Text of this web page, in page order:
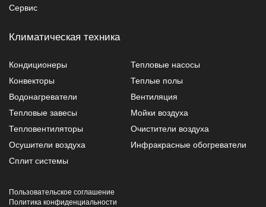
Сервис
Климатическая техника
Кондиционеры
Тепловые насосы
Конвекторы
Теплые полы
Водонагреватели
Вентиляция
Тепловые завесы
Мойки воздуха
Тепловентиляторы
Очистители воздуха
Осушители воздуха
Инфракрасные обогреватели
Сплит системы
Пользовательское соглашение
Политика конфиденциальности